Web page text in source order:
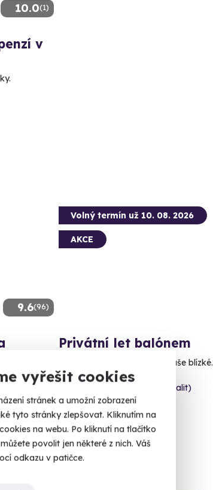
vyřešit cookies
stránek a umožní zobrazení
tyto stránky zlepšovat. Kliknutím na
na webu. Po kliknutí na tlačítko
povolit jen některé z nich. Váš
odkazu v patičce.
10.0(1)
v
9.6(96)
Volný termín už 10. 08. 2026
AKCE
Privátní let balónem
Let balónem jen pro vás a vaše blízké.
Bochov (+ 41 dalších lokalit)
16 870 Kč
14 490 Kč